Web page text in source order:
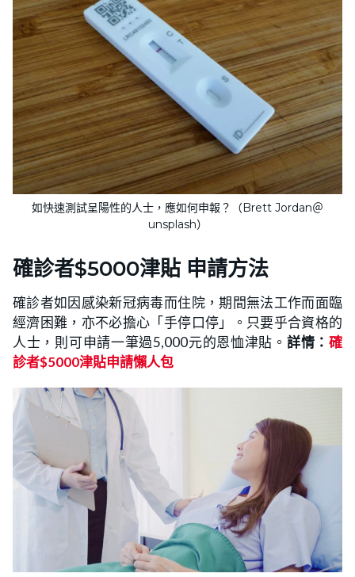
如快速測試呈陽性的人士，應如何申報？（Brett Jordan＠
unsplash）
確診者$5000津貼 申請方法
確診者如因感染新冠病毒而住院，期間無法工作而面臨
經濟困難，亦不必擔心「手停口停」。只要乎合資格的
人士，則可申請一筆過5,000元的恩恤津貼。 詳情：確
診者$5000津貼申請懶人包